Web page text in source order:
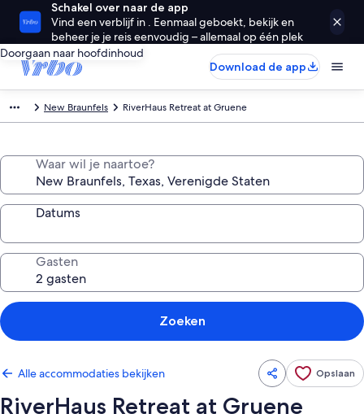
Schakel over naar de app
Vind een verblijf in . Eenmaal geboekt, bekijk en
beheer je je reis eenvoudig – allemaal op één plek
Doorgaan naar hoofdinhoud
Download de app
New Braunfels RiverHaus Retreat at Gruene
Waar wil je naartoe?
Datums
Gasten
Zoeken
Alle accommodaties bekijken Opslaan
RiverHaus Retreat at Gruene